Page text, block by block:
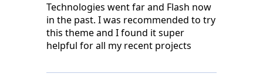
Technologies went far and Flash now
in the past. I was recommended to try
this theme and I found it super
helpful for all my recent projects